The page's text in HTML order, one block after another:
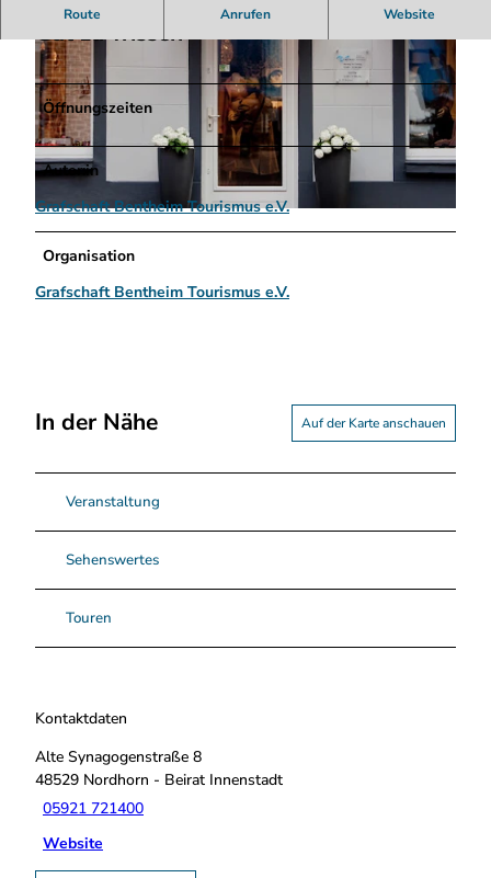
© Andre Sobott, alwlsobott gmbh
Route Anrufen Website
Gut zu wissen
Öffnungszeiten
Autor:in
Grafschaft Bentheim Tourismus e.V.
Organisation
Grafschaft Bentheim Tourismus e.V.
In der Nähe Auf der Karte anschauen
Veranstaltung
Sehenswertes
Touren
Kontaktdaten
Alte Synagogenstraße 8
48529 Nordhorn - Beirat Innenstadt
05921 721400
Website